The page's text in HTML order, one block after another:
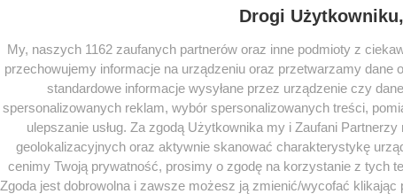
Drogi Użytkowniku,
My, naszych 1162 zaufanych partnerów oraz inne podmioty z
przechowujemy informacje na urządzeniu oraz przetwarzamy dane
standardowe informacje wysyłane przez urządzenie czy
spersonalizowanych reklam, wybór spersonalizowanych treści,
ulepszanie usług. Za zgodą Użytkownika my i Zaufani
geolokalizacyjnych oraz aktywnie skanować charakterystykę
cenimy Twoją prywatność, prosimy o zgodę na korzystanie z tych
Zgoda jest dobrowolna i zawsze możesz ją zmienić/wycofać